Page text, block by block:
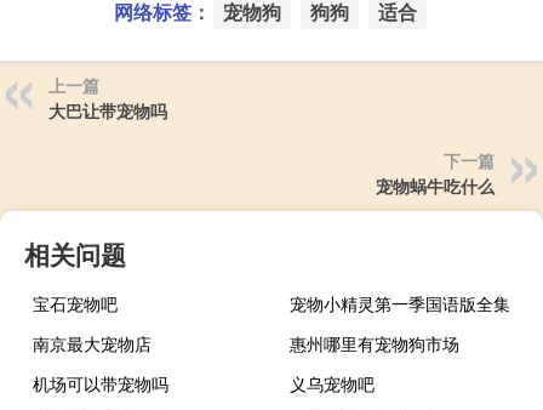
网络标签： 宠物狗 狗狗 适合
上一篇
大巴让带宠物吗
下一篇
宠物蜗牛吃什么
相关问题
宝石宠物吧
宠物小精灵第一季国语版全集
南京最大宠物店
惠州哪里有宠物狗市场
机场可以带宠物吗
义乌宠物吧